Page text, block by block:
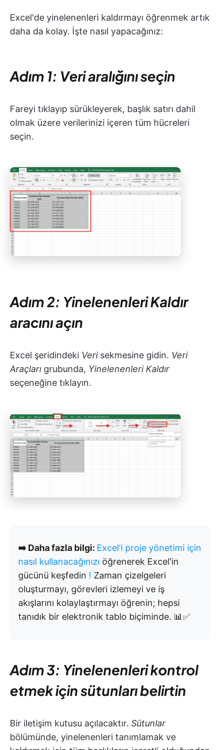
Excel'de yinelenenleri kaldırmayı öğrenmek artık
daha da kolay. İşte nasıl yapacağınız:
Adım 1: Veri aralığını seçin
Fareyi tıklayıp sürükleyerek, başlık satırı dahil
olmak üzere verilerinizi içeren tüm hücreleri
seçin.
Adım 2: Yinelenenleri Kaldır
aracını açın
Excel şeridindeki Verisekmesine gidin. Veri
Araçları grubunda, Yinelenenleri Kaldır
seçeneğine tıklayın.
➡️ Daha fazla bilgi: Excel'i proje yönetimi için
nasıl kullanacağınızı öğrenerek Excel'in
gücünü keşfedin ! Zaman çizelgeleri
oluşturmayı, görevleri izlemeyi ve iş
akışlarını kolaylaştırmayı öğrenin; hepsi
tanıdık bir elektronik tablo biçiminde. 📊✅
Adım 3: Yinelenenleri kontrol
etmek için sütunları belirtin
Bir iletişim kutusu açılacaktır. Sütunlar
bölümünde, yinelenenleri tanımlamak ve